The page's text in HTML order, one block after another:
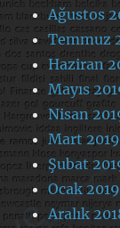
Ağustos
Temmuz
Haziran
Mayıs
Nisan
Mart 2019
Şubat
Ocak 2019
Aralık